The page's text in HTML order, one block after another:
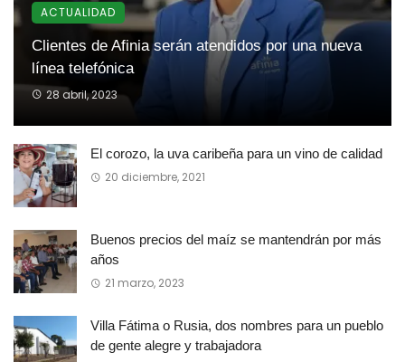
ACTUALIDAD
Clientes de Afinia serán atendidos por una nueva
línea telefónica
28 abril, 2023
El corozo, la uva caribeña para un vino de calidad
20 diciembre, 2021
Buenos precios del maíz se mantendrán por más
años
21 marzo, 2023
Villa Fátima o Rusia, dos nombres para un pueblo
de gente alegre y trabajadora